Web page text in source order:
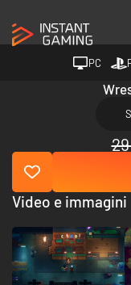
PC
Video e immagini